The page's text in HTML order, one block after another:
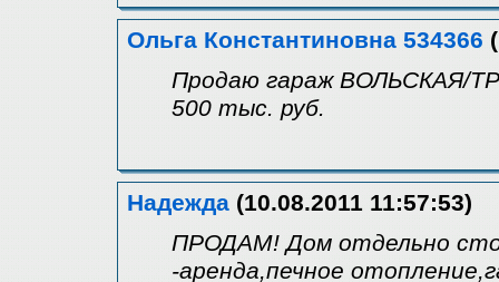
Ольга Константиновна 534366
Продаю гараж ВОЛЬСКАЯ/
500 тыс. руб.
Надежда (10.08.2011 11:57:53)
ПРОДАМ! Дом отдельно
-аренда,печное